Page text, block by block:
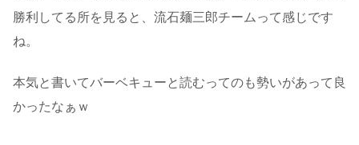
勝利してる所を見ると、流石麺三郎チームって感じです
ね。
本気と書いてバーベキューと読むってのも勢いがあって良
かったなぁｗ